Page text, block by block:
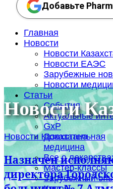
Добавьте
Главная
Новости
Новости
Новости ЕАЭС
Зарубежные
Новости
Статьи
События
Актуальные
GxP
Доказательная
медицина
Все о
Мастер-классы
Зарубежный
Новости
Новости Казахстана
Назначен
директора